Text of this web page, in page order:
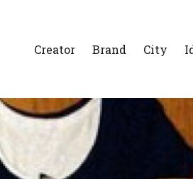
Creator Brand City